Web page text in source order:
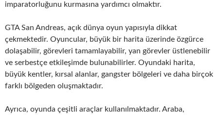
imparatorluğunu kurmasına yardımcı olmaktır.
GTA San Andreas, açık dünya oyun yapısıyla dikkat
çekmektedir. Oyuncular, büyük bir harita üzerinde özgürce
dolaşabilir, görevleri tamamlayabilir, yan görevler üstlenebilir
ve serbestçe etkileşimde bulunabilirler. Oyundaki harita,
büyük kentler, kırsal alanlar, gangster bölgeleri ve daha birçok
farklı bölgeden oluşmaktadır.
Ayrıca, oyunda çeşitli araçlar kullanılmaktadır. Araba,